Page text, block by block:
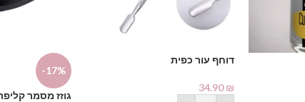
דוחף עור כפית
34.90₪
-17%
גוזז מסמר